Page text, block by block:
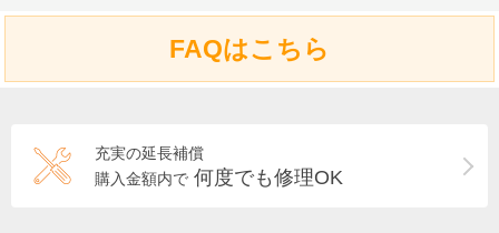
FAQはこちら
充実の延長補償
購入金額内で 何度でも修理OK